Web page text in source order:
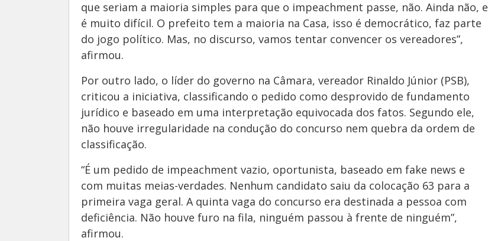
que seriam a maioria simples para que o impeachment passe, não. Ainda não, e
é muito difícil. O prefeito tem a maioria na Casa, isso é democrático, faz parte
do jogo político. Mas, no discurso, vamos tentar convencer os vereadores”,
afirmou.
Por outro lado, o líder do governo na Câmara, vereador Rinaldo Júnior (PSB),
criticou a iniciativa, classificando o pedido como desprovido de fundamento
jurídico e baseado em uma interpretação equivocada dos fatos. Segundo ele,
não houve irregularidade na condução do concurso nem quebra da ordem de
classificação.
“É um pedido de impeachment vazio, oportunista, baseado em fake news e
com muitas meias-verdades. Nenhum candidato saiu da colocação 63 para a
primeira vaga geral. A quinta vaga do concurso era destinada a pessoa com
deficiência. Não houve furo na fila, ninguém passou à frente de ninguém”,
afirmou.